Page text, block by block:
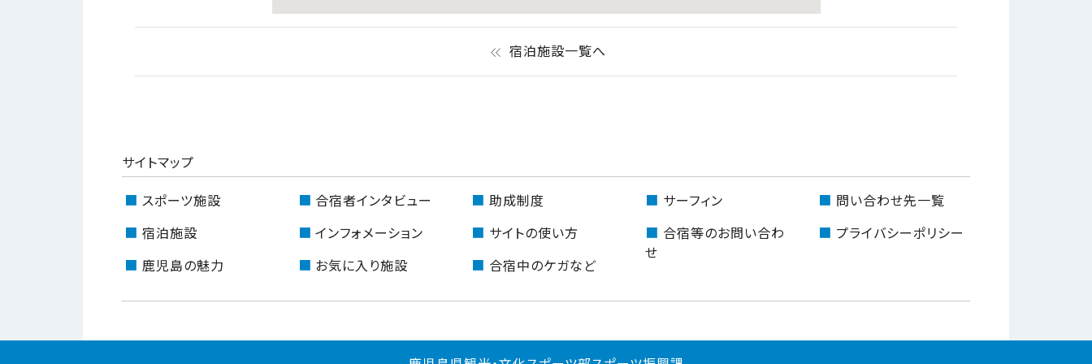
keyboard_double_arrow_left 宿泊施設一覧へ
サイトマップ
スポーツ施設
宿泊施設
鹿児島の魅力
合宿者インタビュー
インフォメーション
お気に入り施設
助成制度
サイトの使い方
合宿中のケガなど
サーフィン
合宿等のお問い合わ
せ
問い合わせ先一覧
プライバシーポリシー